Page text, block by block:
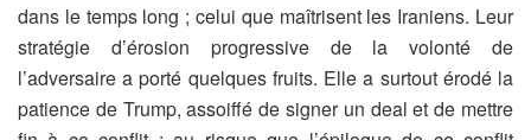
dans le temps long ; celui que maîtrisent les Iraniens. Leur
stratégie d’érosion progressive de la volonté de
l’adversaire a porté quelques fruits. Elle a surtout érodé la
patience de Trump, assoiffé de signer un deal et de mettre